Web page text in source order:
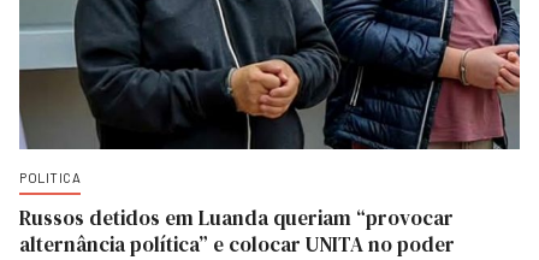
POLITICA
Russos detidos em Luanda queriam “provocar
alternância política” e colocar UNITA no poder